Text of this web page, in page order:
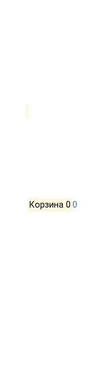
Корзина 0 0